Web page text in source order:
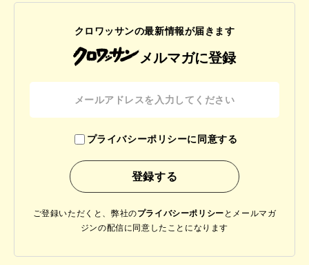
クロワッサンの最新情報が届きます
メルマガに登録
プライバシーポリシーに同意する
ご登録いただくと、弊社のプライバシーポリシー と メールマガ
ジンの配信に同意したことになります